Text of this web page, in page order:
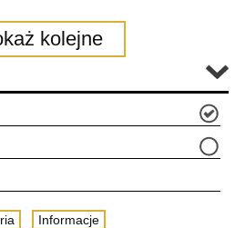
kolejne
Informacje